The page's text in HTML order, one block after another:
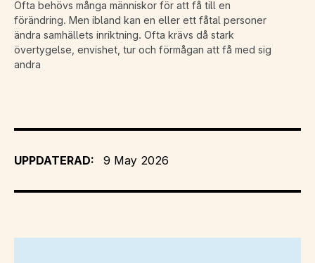
Ofta behövs många människor för att få till en
förändring. Men ibland kan en eller ett fåtal personer
ändra samhällets inriktning. Ofta krävs då stark
övertygelse, envishet, tur och förmågan att få med sig
andra
UPPDATERAD: 9 May 2026